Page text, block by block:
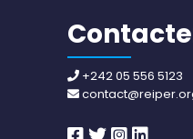
+242 05 556 5123